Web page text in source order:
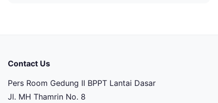
Contact Us
Pers Room Gedung II BPPT Lantai Dasar
Jl. MH Thamrin No. 8